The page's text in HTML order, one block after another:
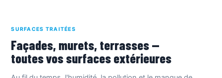
SURFACES TRAITÉES
Façades, murets, terrasses —
toutes vos surfaces extérieures